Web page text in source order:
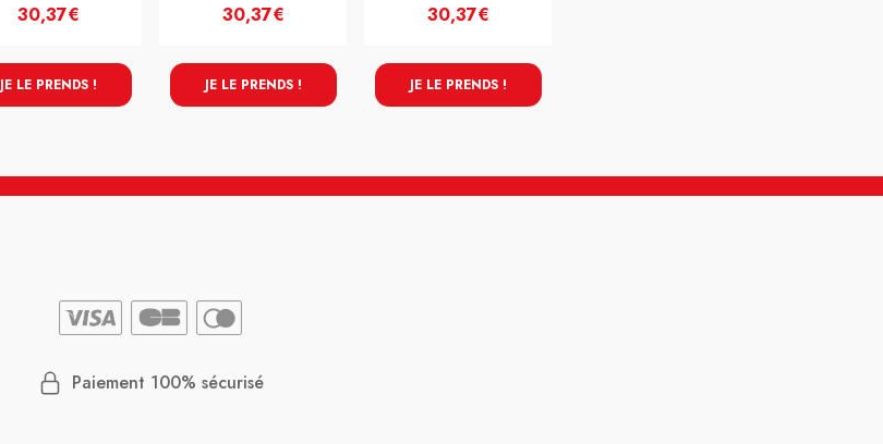
30,37€
JE LE PRENDS !
30,37€
JE LE PRENDS !
30,37€
JE LE PRENDS !
Paiement 100% sécurisé